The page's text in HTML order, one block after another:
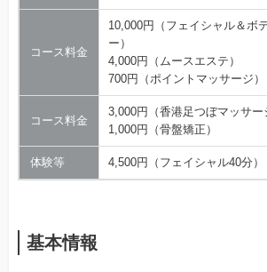
コース料金
10,000円（フェイシャル＆ボ
ー）
4,000円（ムースエステ）
700円（ポイントマッサージ）
コース料金
3,000円（香港足つぼマッサー
1,000円（骨盤矯正）
体験等 4,500円（フェイシャル40分）
基本情報